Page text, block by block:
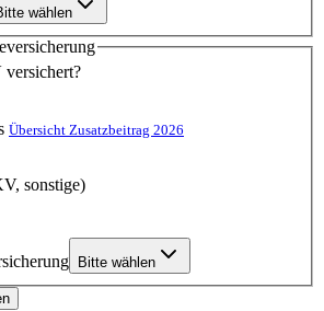
wählen
Übersicht Zusatzbeitrag 2026
sonstige)
Bitte wählen